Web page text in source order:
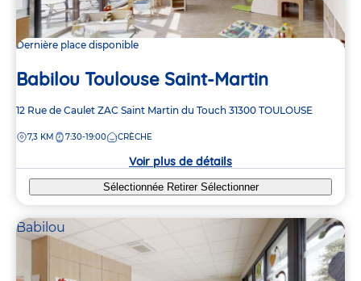
Dernière place disponible
Babilou Toulouse Saint-Martin
Adresse
la
12 Rue de Caulet ZAC Saint Martin du Touch 31300 TOULOUSE
DISTANCE
7,3 KM 7:30-19:00 CRÈCHE
Voir plus de détails
Sélectionnée Retirer Sélectionner
Babilou